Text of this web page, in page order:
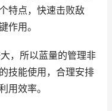
特点，快速击败敌
作用。
，所以蓝量的管理非
技能使用，合理安排
用效率。